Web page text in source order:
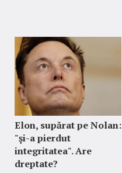
Elon, supărat pe Nolan:
"şi-a pierdut
integritatea". Are
dreptate?